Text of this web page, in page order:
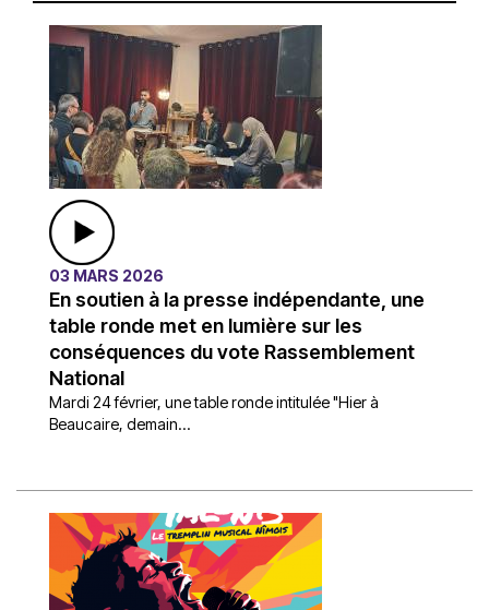
03 MARS 2026
En soutien à la presse indépendante, une
table ronde met en lumière sur les
conséquences du vote Rassemblement
National
Mardi 24 février, une table ronde intitulée "Hier à
Beaucaire, demain...